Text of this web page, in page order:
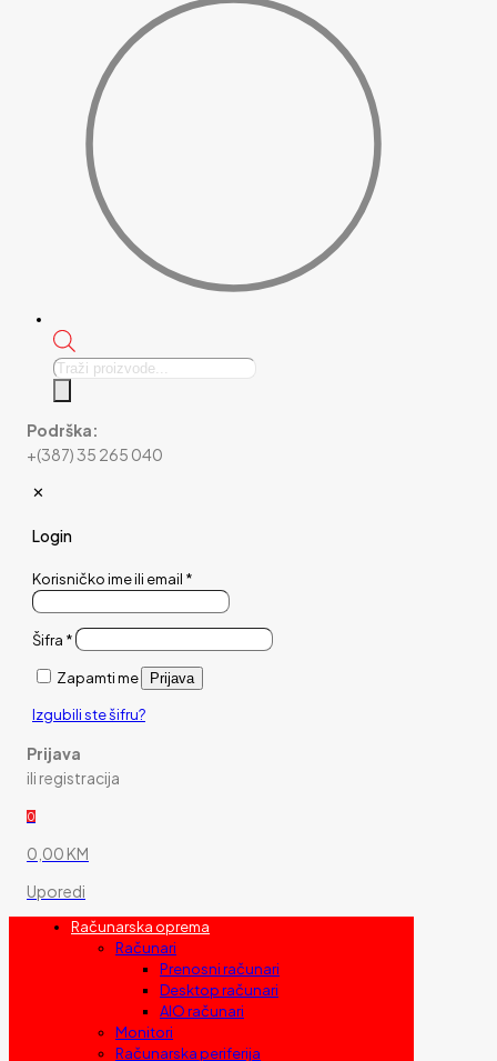
Products
Podrška:
+(387) 35 265 040
✕
Login
Korisničko ime ili email *
Šifra *
Zapamti me Prijava
Izgubili ste šifru?
Prijava
ili registracija
0
0,00 KM
Uporedi
Računarska oprema
Računari
Prenosni računari
Desktop računari
AIO računari
Monitori
Računarska periferija